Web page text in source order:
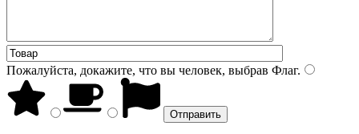
Пожалуйста, докажите, что вы человек, выбрав Флаг.